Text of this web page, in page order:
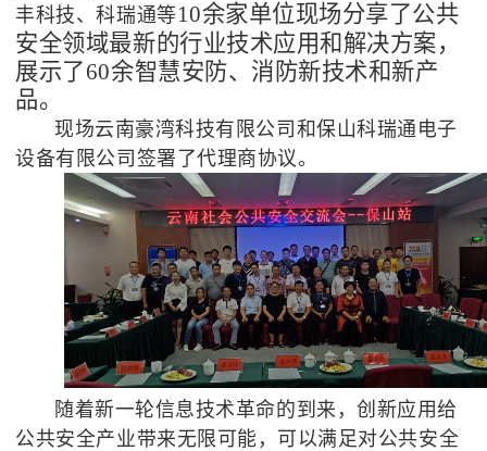
丰科技、科瑞通等10余家单位现场分享了公共
安全领域最新的行业技术应用和解决方案，
展示了60余智慧安防、消防新技术和新产
品。
现场云南豪湾科技有限公司和保山科瑞通电子
设备有限公司签署了代理商协议。
随着新一轮信息技术革命的到来，创新应用给
公共安全产业带来无限可能，可以满足对公共安全